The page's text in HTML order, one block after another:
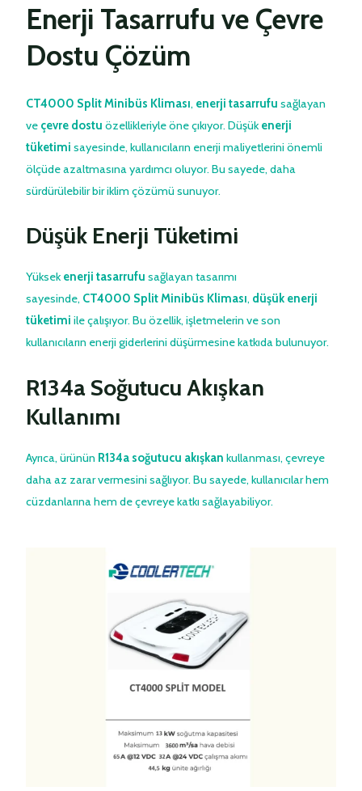
Enerji Tasarrufu ve Çevre
Dostu Çözüm
CT4000 Split Minibüs Kliması, enerji tasarrufu sağlayan
ve çevre dostu özellikleriyle öne çıkıyor. Düşük enerji
tüketimi sayesinde, kullanıcıların enerji maliyetlerini önemli
ölçüde azaltmasına yardımcı oluyor. Bu sayede, daha
sürdürülebilir bir iklim çözümü sunuyor.
Düşük Enerji Tüketimi
Yüksek enerji tasarrufu sağlayan tasarımı
sayesinde, CT4000 Split Minibüs Kliması, düşük enerji
tüketimi ile çalışıyor. Bu özellik, işletmelerin ve son
kullanıcıların enerji giderlerini düşürmesine katkıda bulunuyor.
R134a Soğutucu Akışkan
Kullanımı
Ayrıca, ürünün R134a soğutucu akışkan kullanması, çevreye
daha az zarar vermesini sağlıyor. Bu sayede, kullanıcılar hem
cüzdanlarına hem de çevreye katkı sağlayabiliyor.